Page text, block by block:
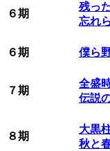
６期
残っ
忘れ
６期 僕ら
７期
全盛
伝説
８期
大黒
秋と